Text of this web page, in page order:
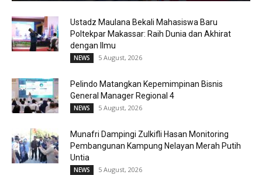
Ustadz Maulana Bekali Mahasiswa Baru
Poltekpar Makassar: Raih Dunia dan Akhirat
dengan Ilmu
NEWS 5 August, 2026
Pelindo Matangkan Kepemimpinan Bisnis
General Manager Regional 4
NEWS 5 August, 2026
Munafri Dampingi Zulkifli Hasan Monitoring
Pembangunan Kampung Nelayan Merah Putih
Untia
NEWS 5 August, 2026